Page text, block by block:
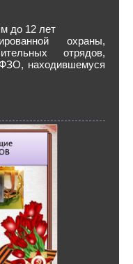
до 12 лет
охраны,
отрядов,
находившемуся